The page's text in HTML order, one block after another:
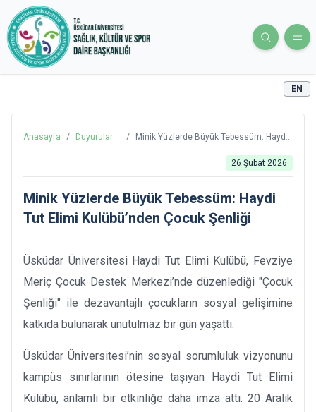
EN
Anasayfa /
Duyurular
/
Minik Yüzlerde Büyük Tebessüm: Haydi
26 Şubat 2026
Minik Yüzlerde Büyük Tebessüm: Haydi
Tut Elimi Kulübü’nden Çocuk Şenliği
Üsküdar Üniversitesi Haydi Tut Elimi Kulübü, Fevziye
Meriç Çocuk Destek Merkezi’nde düzenlediği "Çocuk
Şenliği" ile dezavantajlı çocukların sosyal gelişimine
katkıda bulunarak unutulmaz bir gün yaşattı.
Üsküdar Üniversitesi’nin sosyal sorumluluk vizyonunu
kampüs sınırlarının ötesine taşıyan Haydi Tut Elimi
Kulübü, anlamlı bir etkinliğe daha imza attı. 20 Aralık